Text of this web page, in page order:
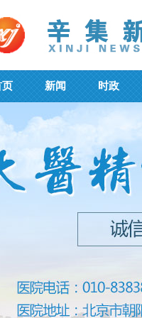
页 新闻 时政